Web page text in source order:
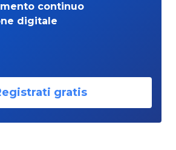
continuo
digitale
gratis